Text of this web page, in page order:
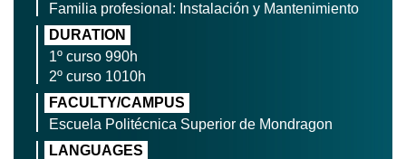
Familia profesional: Instalación y Mantenimiento
DURATION
1º curso 990h
2º curso 1010h
FACULTY/CAMPUS
Escuela Politécnica Superior de Mondragon
LANGUAGES